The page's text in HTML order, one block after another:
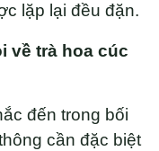
lặp lại đều đặn.
về trà hoa cúc
đến trong bối
cần đặc biệt